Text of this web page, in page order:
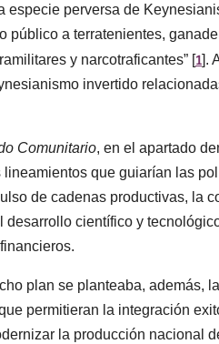
especie perversa de
público a terratenientes,
y narcotraficantes” [1].
invertido
Comunitario, en el apartado
que guiarían las
de cadenas productivas, la
científico y
plan se planteaba, además,
permitieran la integración
la producción nacional